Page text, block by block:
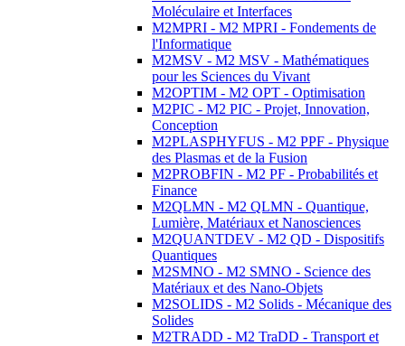
Moléculaire et Interfaces
M2MPRI - M2 MPRI - Fondements de
l'Informatique
M2MSV - M2 MSV - Mathématiques
pour les Sciences du Vivant
M2OPTIM - M2 OPT - Optimisation
M2PIC - M2 PIC - Projet, Innovation,
Conception
M2PLASPHYFUS - M2 PPF - Physique
des Plasmas et de la Fusion
M2PROBFIN - M2 PF - Probabilités et
Finance
M2QLMN - M2 QLMN - Quantique,
Lumière, Matériaux et Nanosciences
M2QUANTDEV - M2 QD - Dispositifs
Quantiques
M2SMNO - M2 SMNO - Science des
Matériaux et des Nano-Objets
M2SOLIDS - M2 Solids - Mécanique des
Solides
M2TRADD - M2 TraDD - Transport et